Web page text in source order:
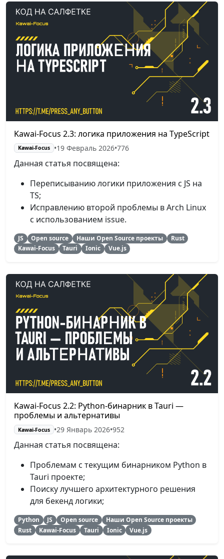
Kawai-Focus 2.3: логика приложения на TypeScript
Kawai-Focus •19 Февраль 2026•776
Данная статья посвящена:
Переписыванию логики приложения с JS на
TS;
Исправлению второй проблемы в Arch Linux
с использованием issue.
JS Open source Наши Open Source проекты
Rust
Kawai-Focus
Tauri Ionic Vue.js
Kawai-Focus 2.2: Python-бинарник в Tauri —
проблемы и альтернативы
Kawai-Focus •29 Январь 2026•952
Данная статья посвящена:
Проблемам с текущим бинарником Python в
Tauri проекте;
Поиску лучшего архитектурного решения
для бекенд логики;
Python JS Open source
Наши Open Source проекты
Rust
Kawai-Focus Tauri Ionic Vue.js